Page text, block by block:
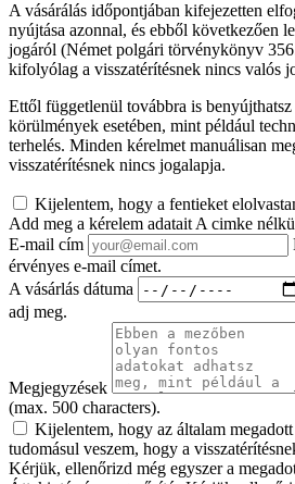
A vásárálás időpontjában kifejezetten
nyújtása azonnal, és ebből következően
jogáról (Német polgári törvénykönyv
kifolyólag a visszatérítésnek nincs valós
Ettől függetlenül továbbra is
körülmények esetében, mint például
terhelés. Minden kérelmet manuálisan
visszatérítésnek nincs jogalapja.
Kijelentem, hogy a fentieket
Add meg a kérelem adatait A cimke
E-mail cím
érvényes e-mail címet.
A vásárlás dátuma
adj meg.
Megjegyzések
(max. 500 characters).
Kijelentem, hogy az általam
tudomásul veszem, hogy a
Kérjük, ellenőrizd még egyszer a